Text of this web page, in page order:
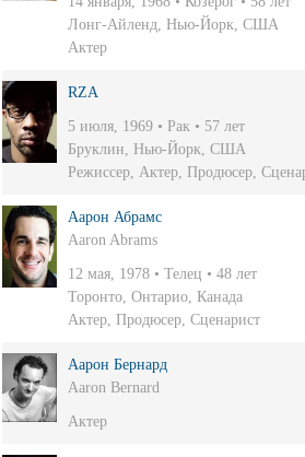
Лонг-Айленд, Нью-Йорк, США
Актер
RZA
5 июля, 1969 • Рак • 57 лет
Бруклин, Нью-Йорк, США
Режиссер, Актер, Продюсер,
Аарон Абрамс
Aaron Abrams
12 мая, 1978 • Телец • 48 лет
Торонто, Онтарио, Канада
Актер, Продюсер, Сценарист
Аарон Бернард
Aaron Bernard
Актер